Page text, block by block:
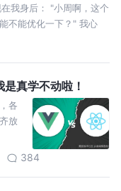
我身后： "小周啊，这个
不能优化一下？" 我心
真学不动啦！
各
放
384